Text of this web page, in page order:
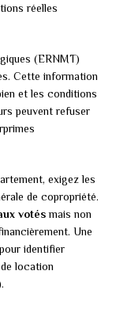
réelles
(ERNMT)
Cette information
et les conditions
peuvent refuser
exigez les
de copropriété.
votésmais non
Une
identifier
location